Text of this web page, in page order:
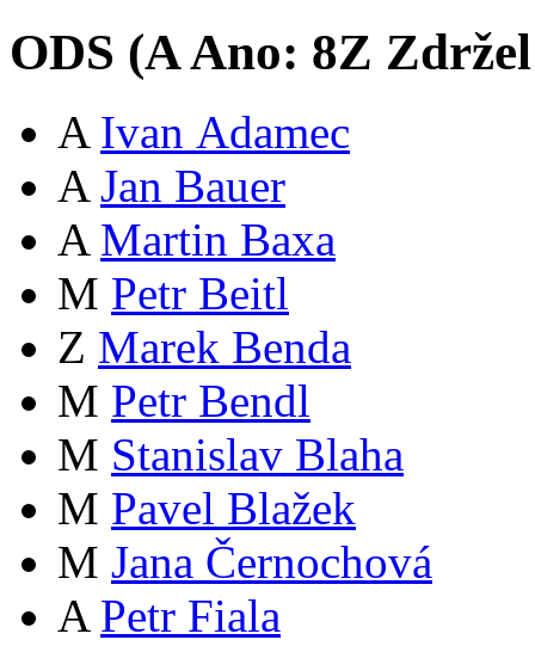
ODS (AAno: 8Z
A Ivan Adamec
A Jan Bauer
A Martin Baxa
M Petr Beitl
Z Marek Benda
M Petr Bendl
M Stanislav Blaha
M Pavel Blažek
M Jana Černochová
A Petr Fiala